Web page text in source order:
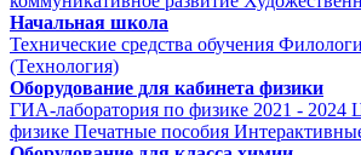
Начальная школа
Технические средства обучения
(Технология)
Оборудование для кабинета физики
ГИА-лаборатория по физике 2021 - 2024
физике Печатные пособия